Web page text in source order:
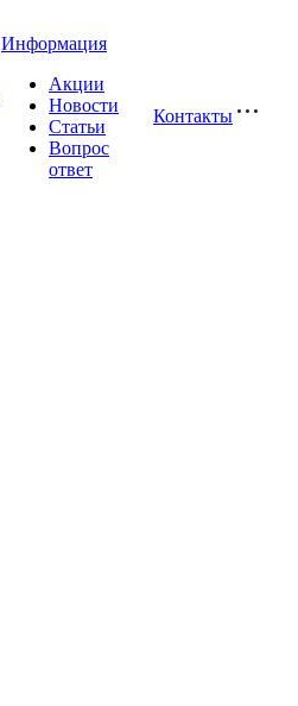
Информация
Акции
Новости
Статьи
Вопрос
ответ
Контакты